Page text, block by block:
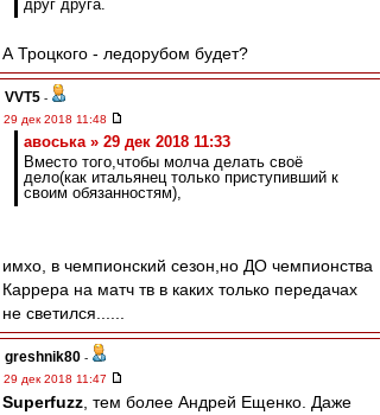
друг друга.
А Троцкого - ледорубом будет?
VVT5 -
29 дек 2018 11:48
авоська » 29 дек 2018 11:33
Вместо того,чтобы молча делать своё
дело(как итальянец только приступивший к
своим обязанностям),
имхо, в чемпионский сезон,но ДО чемпионства
Каррера на матч тв в каких только передачах
не светился......
greshnik80 -
29 дек 2018 11:47
Superfuzz , тем более Андрей Ещенко. Даже